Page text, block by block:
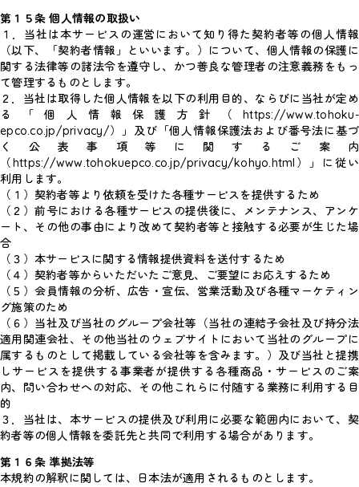
第１５条 個人情報の取扱い
１．当社は本サービスの運営において知り得た契約者等の個人情報
（以下、「契約者情報」といいます。）について、個人情報の保護に
関する法律等の諸法令を遵守し、かつ善良な管理者の注意義務をもっ
て管理するものとします。
２．当社は取得した個人情報を以下の利用目的、ならびに当社が定め
る「個人情報保護方針（https://www.tohoku-
epco.co.jp/privacy/）」及び「個人情報保護法および番号法に基づ
く公表事項等に関するご案内
（https://www.tohokuepco.co.jp/privacy/kohyo.html）」に従い
利用します。
（１）契約者等より依頼を受けた各種サービスを提供するため
（２）前号における各種サービスの提供後に、メンテナンス、アンケ
ート、その他の事由により改めて契約者等と接触する必要が生じた場
合
（３）本サービスに関する情報提供資料を送付するため
（４）契約者等からいただいたご意見、ご要望にお応えするため
（５）会員情報の分析、広告・宣伝、営業活動及び各種マーケティン
グ施策のため
（６）当社及び当社のグループ会社等（当社の連結子会社及び持分法
適用関連会社、その他当社のウェブサイトにおいて当社のグループに
属するものとして掲載している会社等を含みます。）及び当社と提携
しサービスを提供する事業者が提供する各種商品・サービスのご案
内、問い合わせへの対応、その他これらに付随する業務に利用する目
的
３．当社は、本サービスの提供及び利用に必要な範囲内において、契
約者等の個人情報を委託先と共同で利用する場合があります。
第１６条 準拠法等
本規約の解釈に関しては、日本法が適用されるものとします。